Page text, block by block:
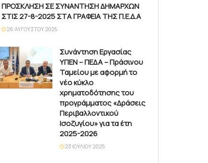
ΠΡΟΣΚΛΗΣΗ ΣΕ ΣΥΝΑΝΤΗΣΗ ΔΗΜΑΡΧΩΝ
ΣΤΙΣ 27-8-2025 ΣΤΑ ΓΡΑΦΕΙΑ ΤΗΣ Π.Ε.Δ.Α
26 ΑΥΓΟΎΣΤΟΥ 2025
Συνάντηση Εργασίας
ΥΠΕΝ – ΠΕΔΑ – Πράσινου
Ταμείου με αφορμή το
νέο κύκλο
χρηματοδότησης του
προγράμματος «Δράσεις
Περιβαλλοντικού
Ισοζυγίου» για τα έτη
2025-2026
23 ΙΟΥΛΊΟΥ 2025